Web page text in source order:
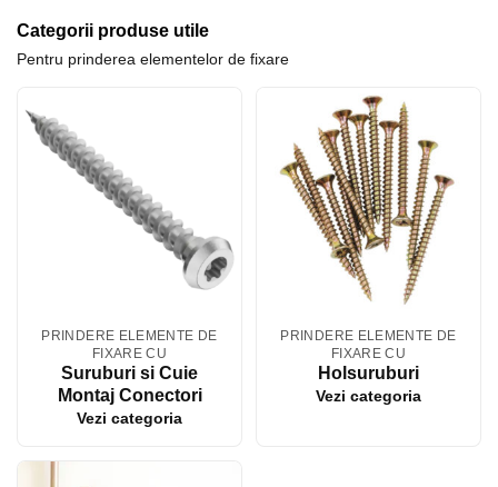
Categorii produse utile
Pentru prinderea elementelor de fixare
PRINDERE ELEMENTE DE
FIXARE CU
Suruburi si Cuie
Montaj Conectori
Vezi categoria
PRINDERE ELEMENTE DE
FIXARE CU
Holsuruburi
Vezi categoria